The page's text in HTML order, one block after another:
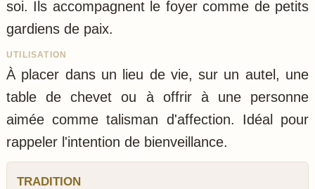
soi. Ils accompagnent le foyer comme de petits
gardiens de paix.
UTILISATION
À placer dans un lieu de vie, sur un autel, une
table de chevet ou à offrir à une personne
aimée comme talisman d'affection. Idéal pour
rappeler l'intention de bienveillance.
TRADITION